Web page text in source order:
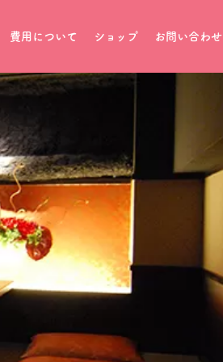
費用について ショップ お問い合わせ